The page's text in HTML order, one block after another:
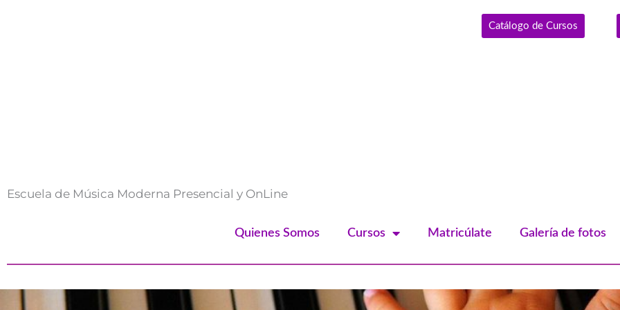
Catálogo de Cursos
Escuela de Música Moderna Presencial y OnLine
Quienes Somos Cursos Matricúlate Galería de fotos